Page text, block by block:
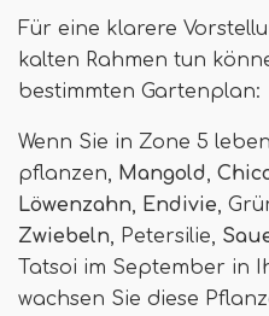
Für eine klarere
kalten Rahmen tun
bestimmten Gartenplan:
Wenn Sie in Zone 5
pflanzen, Mangold,
Löwenzahn, Endivie,
Zwiebeln, Petersilie,
Tatsoi im September in
wachsen Sie diese